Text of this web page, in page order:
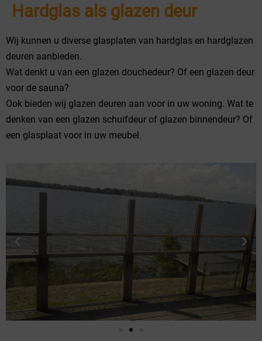
Hardglas als glazen deur
Wij kunnen u diverse glasplaten van hardglas en hardglazen
deuren aanbieden.
Wat denkt u van een glazen douchedeur? Of een glazen deur
voor de sauna?
Ook bieden wij glazen deuren aan voor in uw woning. Wat te
denken van een glazen schuifdeur of glazen binnendeur? Of
een glasplaat voor in uw meubel.